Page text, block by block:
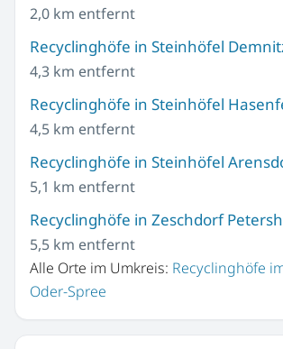
2,0 km entfernt
Recyclinghöfe in Steinhöfel
4,3 km entfernt
Recyclinghöfe in Steinhöfel
4,5 km entfernt
Recyclinghöfe in Steinhöfel
5,1 km entfernt
Recyclinghöfe in Zeschdorf
5,5 km entfernt
Alle Orte im Umkreis: Recyclinghöfe
Oder-Spree